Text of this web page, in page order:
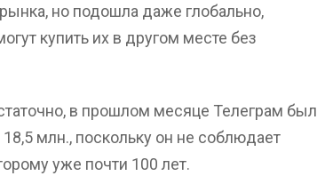
но подошла даже глобально,
купить их в другом месте без
в прошлом месяце Телеграм был
млн., поскольку он не соблюдает
уже почти 100 лет.